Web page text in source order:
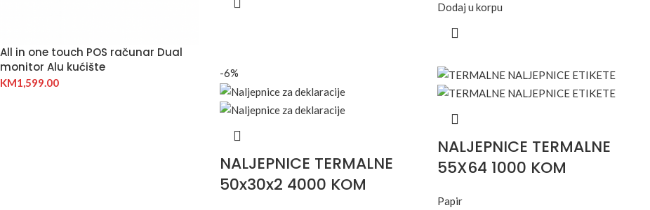
All in one touch POS računar Dual
monitor Alu kućište
KM1,599.00
Dodaj u korpu
-6%
NALJEPNICE TERMALNE
50x30x2 4000 KOM
NALJEPNICE TERMALNE
55X64 1000 KOM
Papir